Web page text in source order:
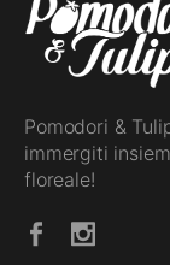
Pomodori &
immergiti
floreale!